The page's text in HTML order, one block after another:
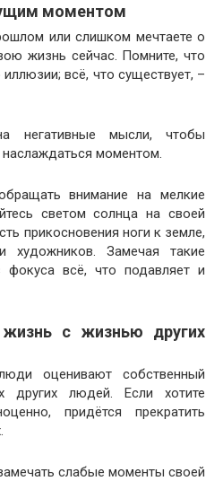
моментом
или слишком мечтаете о
жизнь сейчас. Помните, что
всё, что существует, –
негативные мысли, чтобы
наслаждаться моментом.
внимание на мелкие
светом солнца на своей
прикосновения ноги к земле,
художников. Замечая такие
всё, что подавляет и
с жизнью других
оценивают собственный
других людей. Если хотите
придётся прекратить
слабые моменты своей